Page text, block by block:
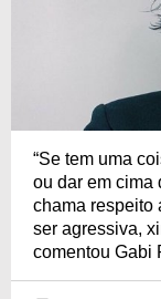
“Se tem uma
ou dar em cima
chama respeito
ser agressiva,
comentou Gabi